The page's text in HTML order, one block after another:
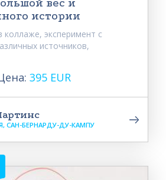
вес и
истории
коллаже, эксперимент с
источников,
395 EUR
САН-БЕРНАРДУ-ДУ-КАМПУ